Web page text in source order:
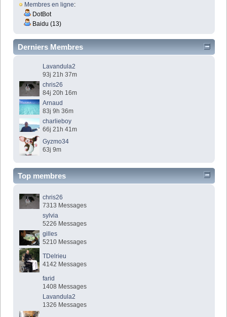
Membres en ligne:
DotBot
Baidu (13)
Derniers Membres
Lavandula2
93j 21h 37m
chris26
84j 20h 16m
Arnaud
83j 9h 36m
charlieboy
66j 21h 41m
Gyzmo34
63j 9m
Top membres
chris26
7313 Messages
sylvia
5226 Messages
gilles
5210 Messages
TDelrieu
4142 Messages
farid
1408 Messages
Lavandula2
1326 Messages